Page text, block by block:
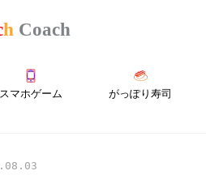
スマホゲーム がっぽり寿司